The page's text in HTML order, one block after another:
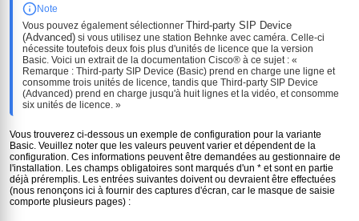
Note
Vous pouvez également sélectionner Third-party SIP Device
(Advanced) si vous utilisez une station Behnke avec caméra. Celle-ci
nécessite toutefois deux fois plus d'unités de licence que la version
Basic. Voici un extrait de la documentation Cisco® à ce sujet : «
Remarque : Third-party SIP Device (Basic) prend en charge une ligne et
consomme trois unités de licence, tandis que Third-party SIP Device
(Advanced) prend en charge jusqu'à huit lignes et la vidéo, et consomme
six unités de licence. »
Vous trouverez ci-dessous un exemple de configuration pour la variante
Basic. Veuillez noter que les valeurs peuvent varier et dépendent de la
configuration. Ces informations peuvent être demandées au gestionnaire de
l'installation. Les champs obligatoires sont marqués d'un * et sont en partie
déjà préremplis. Les entrées suivantes doivent ou devraient être effectuées
(nous renonçons ici à fournir des captures d'écran, car le masque de saisie
comporte plusieurs pages) :